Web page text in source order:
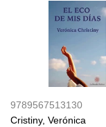
9789567513130
Cristiny, Verónica